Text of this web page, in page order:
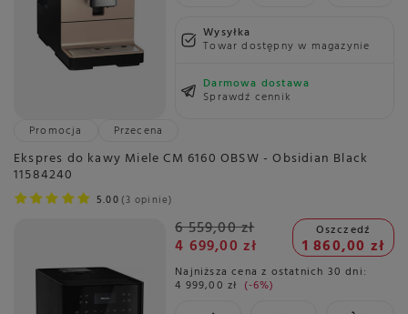
Wysyłka
Towar dostępny w magazynie
Darmowa dostawa
Sprawdź cennik
Promocja
Przecena
Ekspres do kawy Miele CM 6160 OBSW - Obsidian Black
11584240
5.00 3 opinie
6 559,00 zł
4 699,00 zł
Oszczedź
1 860,00 zł
Najniższa cena z ostatnich 30 dni:
4 999,00 zł -6%